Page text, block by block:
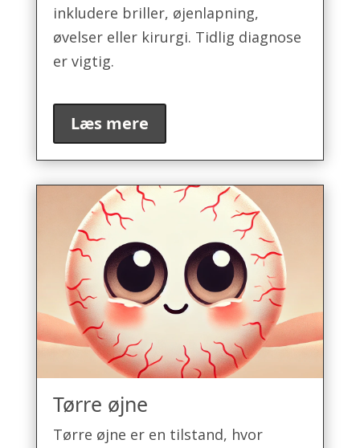
inkludere briller, øjenlapning,
øvelser eller kirurgi. Tidlig diagnose
er vigtig.
Læs mere
Tørre øjne
Tørre øjne er en tilstand, hvor